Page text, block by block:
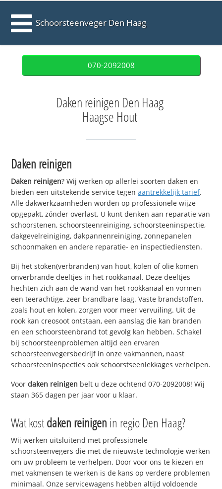
Schoorsteenveger Den Haag
070-2092008
Daken reinigen Den Haag
Haagse Hout
Daken reinigen
Daken reinigen? Wij werken op allerlei soorten daken en
bieden een uitstekende service tegenaantrekkelijk tarief.
Alle dakwerkzaamheden worden op professionele wijze
opgepakt, zónder overlast. U kunt denken aan reparatie van
schoorstenen, schoorsteenreiniging, schoorsteeninspectie,
dakgevelreiniging, dakpannenreiniging, zonnepanelen
schoonmaken en andere reparatie- en inspectiediensten.
Bij het stoken(verbranden) van hout, kolen of olie komen
onverbrande deeltjes in het rookkanaal. Deze deeltjes
hechten zich aan de wand van het rookkanaal en vormen
een teerachtige, zeer brandbare laag. Vaste brandstoffen,
zoals hout en kolen, zorgen voor meer vervuiling. Uit de
rook kan creosoot ontstaan, een aanslag die kan branden
en een schoorsteenbrand tot gevolg kan hebben. Schakel
bij schoorsteenproblemen altijd een ervaren
schoorsteenvegersbedrijf in onze vakmannen, naast
schoorsteeninspecties ook schoorstseenlekkages verhelpen.
Voordaken reinigen belt u deze ochtend 070-2092008! Wij
staan 365 dagen per jaar voor u klaar.
Wat kostdaken reinigen in regio Den Haag?
Wij werken uitsluitend met professionele
schoorsteenvegers die met de nieuwste technologie werken
om uw probleem te verhelpen. Door voor ons te kiezen en
met vakmensen te werken is de kans op verdere problemen
minimaal. Onze servicewagens hebben altijd voldoende